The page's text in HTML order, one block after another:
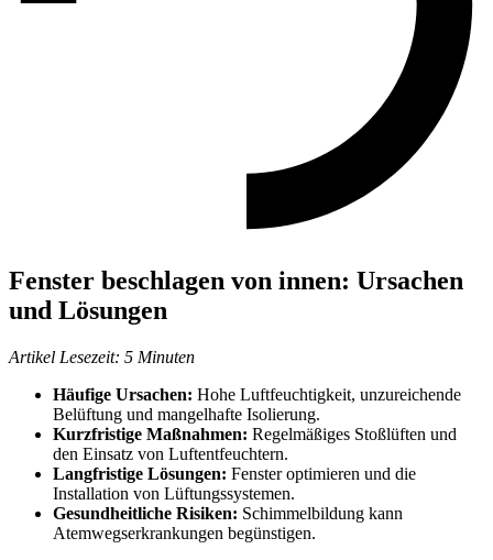
Fenster beschlagen von innen: Ursachen
und Lösungen
Artikel Lesezeit: 5 Minuten
Häufige Ursachen: Hohe Luftfeuchtigkeit, unzureichende
Belüftung und mangelhafte Isolierung.
Kurzfristige Maßnahmen: Regelmäßiges Stoßlüften und
den Einsatz von Luftentfeuchtern.
Langfristige Lösungen: Fenster optimieren und die
Installation von Lüftungssystemen.
Gesundheitliche Risiken: Schimmelbildung kann
Atemwegserkrankungen begünstigen.